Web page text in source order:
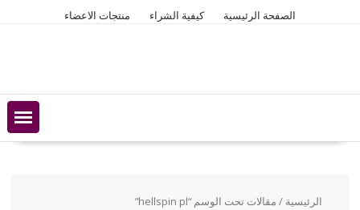
الصفحة الرئيسية كيفية الشراء منتجات الاعضاء
الرئيسية / مقالات تحت الوسم “hellspin pl”